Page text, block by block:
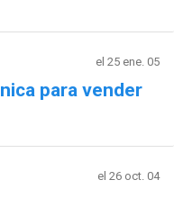
el 25 ene. 05
para vender
el 26 oct. 04